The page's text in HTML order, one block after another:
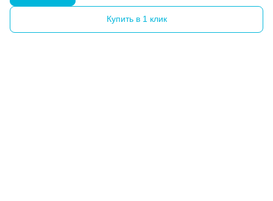
Купить в 1 клик